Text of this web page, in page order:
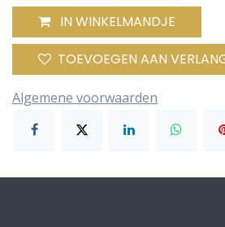
IN WINKELMANDJE
TOEVOEGEN AAN
Algemene voorwaarden